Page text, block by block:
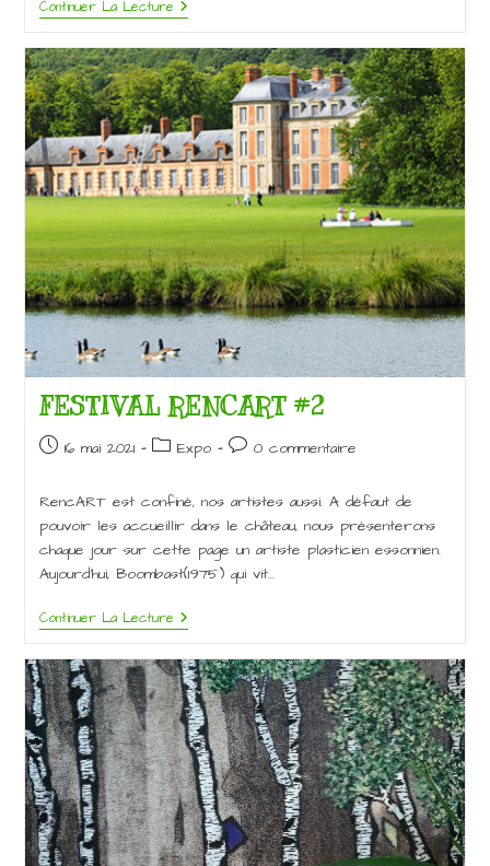
Continuer La LectureExposition
Au
Art
Et
Dégustation
FESTIVAL RENCART #2
Publication
16 mai 2021
PostExpo
Commentaires
publication :
0 commentaire
RencART est confiné, nos artistes aussi. A défaut de
pouvoir les accueillir dans le château, nous présenterons
chaque jour sur cette page un artiste plasticien essonnien.
Aujourd’hui, Boombast(1975) qui vit…
Continuer La LectureFESTIVAL
RENCART